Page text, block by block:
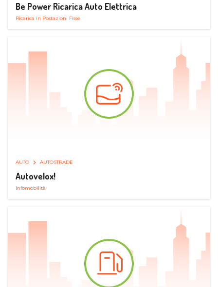
Be Power Ricarica Auto Elettrica
Ricarica in Postazioni Fisse
AUTO AUTOSTRADE
Autovelox!
Infomobilità